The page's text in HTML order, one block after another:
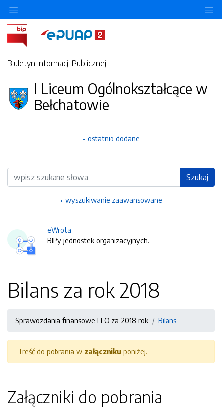
Biuletyn Informacji Publicznej
I Liceum Ogólnokształcące w
Bełchatowie
ostatnio dodane
Wyszukiwarka Szukaj
wyszukiwanie zaawansowane
eWrota
BIPy jednostek organizacyjnych.
Bilans za rok 2018
Sprawozdania finansowe I LO za 2018 rok Bilans
Treść do pobrania w załączniku poniżej.
Załączniki do pobrania